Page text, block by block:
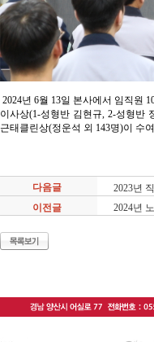
2024년 6월 13일 본사에서 임직원
이사상(1-성형반 김현규, 2-성형반
근태클린상(정운석 외 143명)이 수
다음글
2023년
이전글
2024년